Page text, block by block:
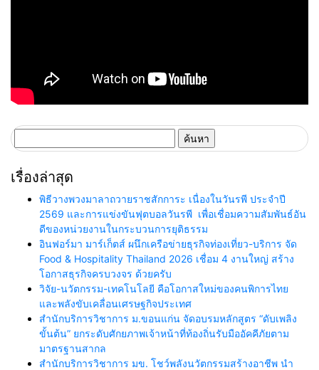
สำหรับ:
เรื่องล่าสุด
พิธีวางพวงมาลาถวายราชสักการะ เนื่องในวันรพี ประจำปี
2569 และการแข่งขันฟุตบอลวันรพี เพื่อเชื่อมความสัมพันธ์อัน
ดีของหน่วยงานในกระบวนการยุติธรรม
อินฟอร์มา มาร์เก็ตส์ ผนึกเครือข่ายธุรกิจท่องเที่ยว-บริการ จัด
Food & Hospitality Thailand 2026 เชื่อม 4 งานใหญ่ สร้าง
โอกาสธุรกิจครบวงจร ด้วยครับ
วิจัย-นวัตกรรม-เทคโนโลยี คือโอกาสใหม่ของคนพิการไทย
และพลังขับเคลื่อนเศรษฐกิจประเทศ
สำนักบริการวิชาการ ม.ขอนแก่น จัดอบรมหลักสูตร “ดับเพลิง
ขั้นต้น” ยกระดับศักยภาพเจ้าหน้าที่ท้องถิ่นรับมืออัคคีภัยตาม
มาตรฐานสากล
สำนักบริการวิชาการ มข. โชว์พลังนวัตกรรมสร้างอาชีพ นำ